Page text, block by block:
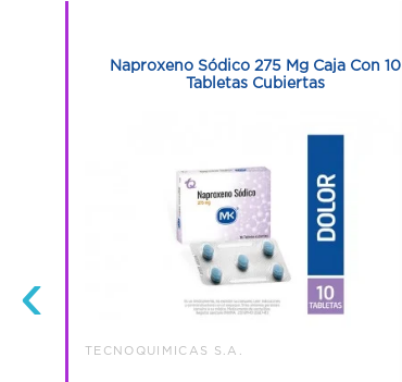
‹
Naproxeno Sódico 275 Mg Caja Con 10
Tabletas Cubiertas
TECNOQUIMICAS S.A.